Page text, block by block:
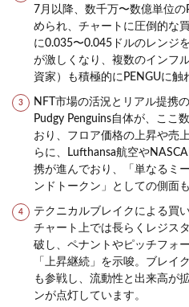
7月以降、数千万〜数億単位
められ、チャートに圧倒的な
に0.035〜0.045ドルのレンジ
が激しくなり、複数のインフ
資家）も積極的にPENGUに触
NFT市場の活況とリアル提携
Pudgy Penguins自体が、ここ
おり、フロア価格の上昇や売
らに、Lufthansa航空や
携が進んでおり、「単なるミ
ンドトークン」としての側面
テクニカルブレイクによる買
チャート上では長らくレジス
破し、ペナントやピッチフォ
「上昇継続」を示唆。ブレイ
も参戦し、流動性と出来高が
ンが点灯しています。